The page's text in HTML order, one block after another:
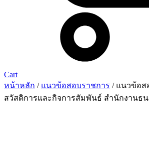
Cart
หน้าหลัก / แนวข้อสอบราชการ / แนวข้อส
สวัสดิการและกิจการสัมพันธ์ สำนักงานธน